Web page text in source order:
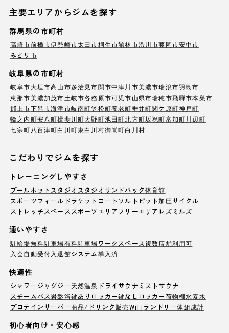
主要エリアからジムを探す
群馬県の市町村
高崎市前橋市伊勢崎市太田市桐生市館林市渋川市藤岡市安中市
みどり市
岐阜県の市町村
岐阜市大垣市高山市多治見市関市中津川市美濃市瑞浪市羽島市
恵那市美濃加茂市土岐市各務原市可児市山県市瑞穂市飛騨市本巣市
郡上市下呂市海津市岐南町笠松町養老町垂井町関ケ原町神戸町
輪之内町安八町揖斐川町大野町池田町北方町坂祝町富加町川辺町
七宗町 八百津町白川町東白川村御嵩町白川村
こだわりでジムを探す
トレーニングしやすさ
プールホットスタジオ スタジオサンドバック体育館
スポーツフィールド ラケットコート ソルトピット加圧サイクル
ストレッチスペース スポーツエリア フリーエリア レズミルズ
通いやすさ
駐輪場無料駐車場有料駐車場ワークスペース複数店舗利用可
入会自動受付 入退館システム導入済
快適性
シャワージャグジー天然温泉 ドライサウナ ミストサウナ
スチームバス岩盤浴鍵ありロッカー鍵なしロッカー荷物棚水素水
プロテインサーバー商品/ドリンク販売WiFi ランドリー体組成計
初心者向け・安心感